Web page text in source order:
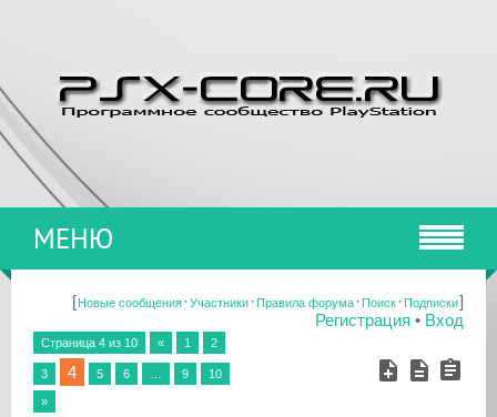
МЕНЮ
[Новые сообщения·Участники·Правила форума·Поиск·Подписки]
Регистрация • Вход
Страница 4 из 10 « 1 2
3 4 5 6 9 10
»